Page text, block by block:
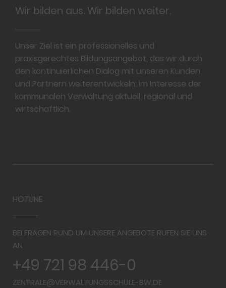
Wir bilden aus. Wir bilden weiter.
Unser Ziel ist ein professionelles und
praxisgerechtes Bildungsangebot, das wir durch
den kontinuierlichen Dialog mit unseren Kunden
und Partnern weiterentwickeln: im Interesse der
kommunalen Verwaltung aktuell, regional und
wirtschaftlich.
HOTLINE
BEI FRAGEN RUND UM UNSERE ANGEBOTE RUFEN SIE UNS
AN
+49 721 98 446-0
ZENTRALE@VERWALTUNGSSCHULE-BW.DE